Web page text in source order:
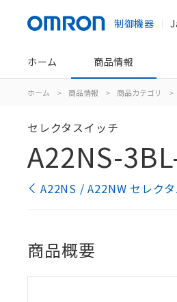
制御機器
ホーム 商品情報
ホーム > 商品情報 > 商品カテゴリ >
セレクタスイッチ
A22NS-
A22NS / A22NW セレク
商品概要